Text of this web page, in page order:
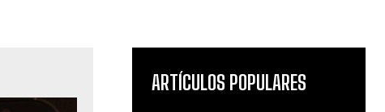
ARTÍCULOS POPULARES